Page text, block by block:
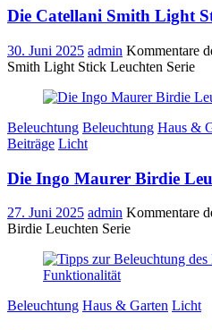
Die Catellani Smith Light
30. Juni 2025 admin Kommentare
Smith Light Stick Leuchten Serie
Beleuchtung Beleuchtung Haus &
Beiträge Licht
Die Ingo Maurer Birdie
27. Juni 2025 admin Kommentare
Birdie Leuchten Serie
Beleuchtung Haus & Garten Licht